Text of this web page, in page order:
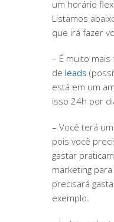
um horário
Listamos
que irá fazer
– É muito
de leads
está em um
isso 24h por
– Você terá
pois você
gastar
marketing
precisará
exemplo.